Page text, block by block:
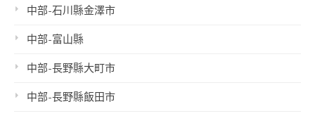
中部-石川縣金澤市
中部-富山縣
中部-長野縣大町市
中部-長野縣飯田市